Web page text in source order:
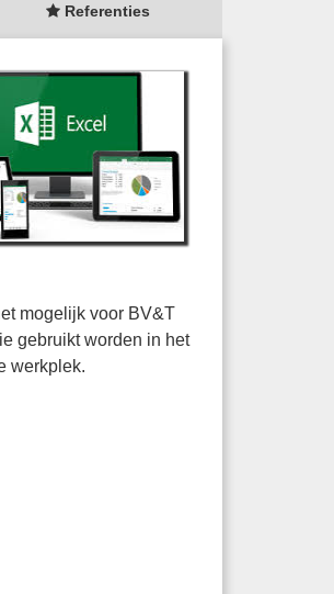
Referenties
mogelijk voor BV&T
gebruikt worden in het
werkplek.